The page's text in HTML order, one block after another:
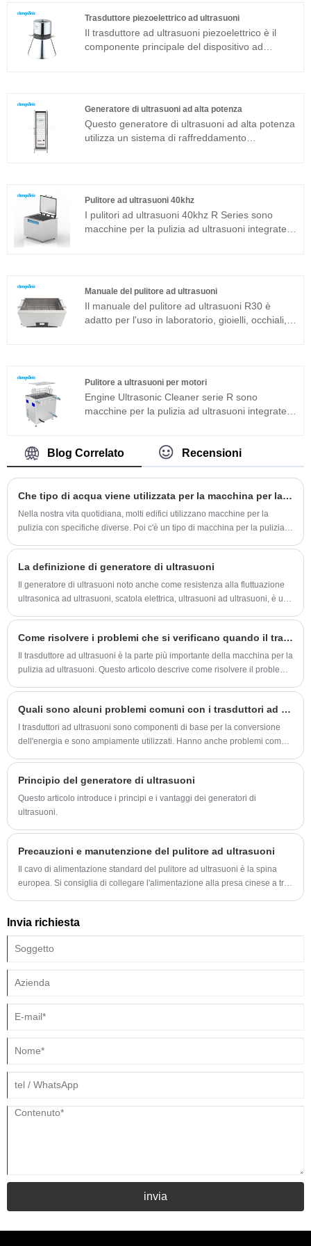
comunemente usato in aggiunta alla struttura
magnetostrittiva.
Trasduttore piezoelettrico ad ultrasuoni
Il trasduttore ad ultrasuoni piezoelettrico è il
componente principale del dispositivo ad
comunemente usato in aggiunta alla struttura
magnetostrittiva.
Generatore di ultrasuoni ad alta potenza
Questo generatore di ultrasuoni ad alta potenza
utilizza un sistema di raffreddamento
l'intero serbatoio di pulizia ad ultrasuoni ad alta
potenza. Facile da installare, utilizzare e
Pulitore ad ultrasuoni 40khz
I pulitori ad ultrasuoni 40khz R Series sono
macchine per la pulizia ad ultrasuoni integrate
semplici e nessuna necessità di debug in loco.
Manuale del pulitore ad ultrasuoni
Il manuale del pulitore ad ultrasuoni R30 è
adatto per l'uso in laboratorio, gioielli, occhiali,
senza bisogno di eseguire il debug.
Pulitore a ultrasuoni per motori
Engine Ultrasonic Cleaner serie R sono
macchine per la pulizia ad ultrasuoni integrate
una piattaforma tecnologica avanzata T che ha
un'elevata efficienza di pulizia, operazioni
semplici e nessuna necessità di debug in loco.
Può essere ampiamente utilizzato in prodotti in
metallo, ricambi auto, pulizia elettronica ecc.
Blog Correlato Recensioni
Che tipo di acqua viene utilizzata per la macchina per la pulizia ad ultrasuoni
Nella nostra vita quotidiana, molti edifici utilizzano macchine per la
pulizia con specifiche diverse. Poi c'è un tipo di macchina per la pulizia.
ultrasuoni? Parliamo con te di questo problema oggi e gli amici
interessati potranno venire e scoprirlo insieme.
La definizione di generatore di ultrasuoni
Il generatore di ultrasuoni noto anche come resistenza alla fluttuazione
ultrasonica ad ultrasuoni, scatola elettrica, ultrasuoni ad ultrasuoni, è una
Come risolvere i problemi che si verificano quando il trasduttore a ultrasuoni è in uso
Il trasduttore ad ultrasuoni è la parte più importante della macchina per la
pulizia ad ultrasuoni. Questo articolo descrive come risolvere il problema
Quali sono alcuni problemi comuni con i trasduttori ad ultrasuoni?
I trasduttori ad ultrasuoni sono componenti di base per la conversione
dell'energia e sono ampiamente utilizzati. Hanno anche problemi come
Principio del generatore di ultrasuoni
Questo articolo introduce i principi e i vantaggi dei generatori di
ultrasuoni.
Precauzioni e manutenzione del pulitore ad ultrasuoni
Il cavo di alimentazione standard del pulitore ad ultrasuoni è la spina
europea. Si consiglia di collegare l'alimentazione alla presa cinese a tre
Invia richiesta
invia